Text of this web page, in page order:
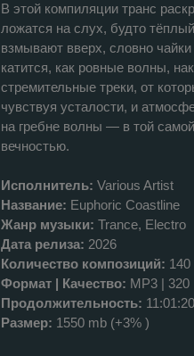
В этой компиляции транс
ложатся на слух, будто
взмывают вверх, словно
катится, как ровные волны,
стремительные треки, от
чувствуя усталости, и
на гребне волны — в той
вечностью.
Исполнитель: Various Artist
Название: Euphoric Coastline
Жанр музыки: Trance, Electro
Дата релиза: 2026
Количество композиций: 140
Формат | Качество: MP3 | 320
Продолжительность: 11:01:20
Размер: 1550 mb (+3% )